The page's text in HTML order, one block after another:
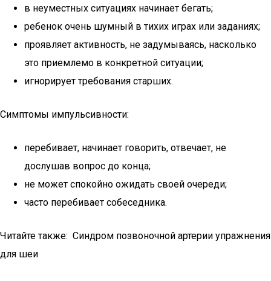
в неуместных ситуациях начинает бегать;
ребенок очень шумный в тихих играх или заданиях;
проявляет активность, не задумываясь, насколько
это приемлемо в конкретной ситуации;
игнорирует требования старших.
Симптомы импульсивности:
перебивает, начинает говорить, отвечает, не
дослушав вопрос до конца;
не может спокойно ожидать своей очереди;
часто перебивает собеседника.
Читайте также: Синдром позвоночной артерии упражнения
для шеи